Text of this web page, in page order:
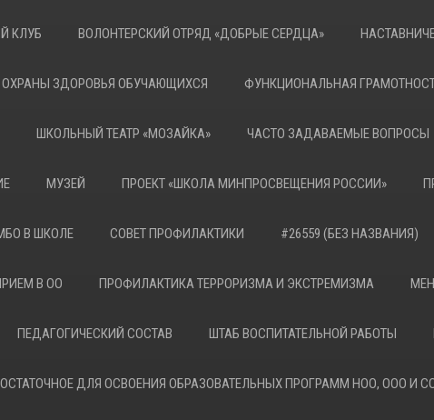
КЛУБ ВОЛОНТЕРСКИЙ ОТРЯД «ДОБРЫЕ СЕРДЦА»
ОХРАНЫ ЗДОРОВЬЯ ОБУЧАЮЩИХСЯ ФУНКЦИОНАЛЬНАЯ
ШКОЛЬНЫЙ ТЕАТР «МОЗАЙКА» ЧАСТО ЗАДАВАЕМЫЕ ВОПРОСЫ
МУЗЕЙ ПРОЕКТ «ШКОЛА МИНПРОСВЕЩЕНИЯ РОССИИ»
В ШКОЛЕ СОВЕТ ПРОФИЛАКТИКИ #26559 (БЕЗ НАЗВАНИЯ)
В ОО ПРОФИЛАКТИКА ТЕРРОРИЗМА И ЭКСТРЕМИЗМА
ПЕДАГОГИЧЕСКИЙ СОСТАВ ШТАБ ВОСПИТАТЕЛЬНОЙ РАБОТЫ
ДЛЯ ОСВОЕНИЯ ОБРАЗОВАТЕЛЬНЫХ ПРОГРАММ НОО, ООО И